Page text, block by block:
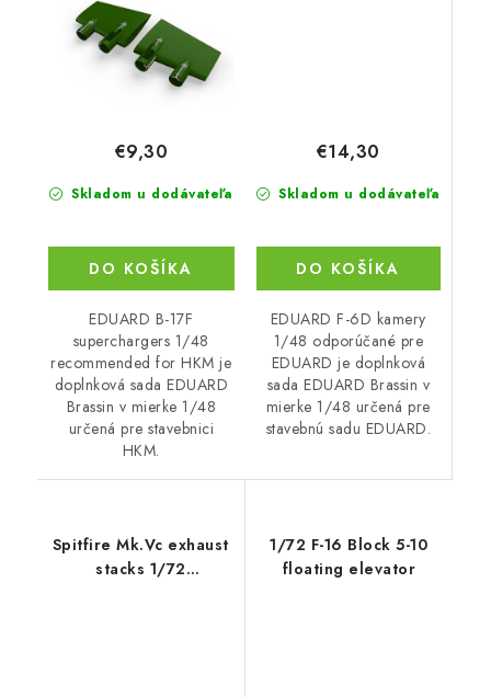
Skladom u dodávateľa
€9,30
DO KOŠÍKA
EDUARD B-17F
superchargers 1/48
recommended for HKM je
doplnková sada EDUARD
Brassin v mierke 1/48
určená pre stavebnici
HKM.
Skladom u dodávateľa
€14,30
DO KOŠÍKA
EDUARD F-6D kamery
1/48 odporúčané pre
EDUARD je doplnková
sada EDUARD Brassin v
mierke 1/48 určená pre
stavebnú sadu EDUARD.
Spitfire Mk.Vc exhaust
stacks 1/72
1/72 F-16 Block 5-10
floating elevator